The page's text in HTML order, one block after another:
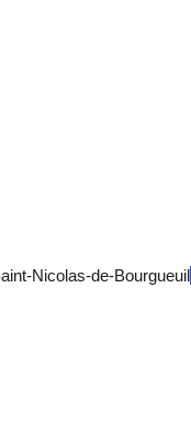
Nicolas-de-Bourgueuil